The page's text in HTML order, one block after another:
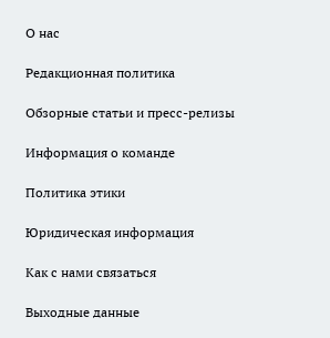
О нас
Редакционная политика
Обзорные статьи и пресс-релизы
Информация о команде
Политика этики
Юридическая информация
Как с нами связаться
Выходные данные